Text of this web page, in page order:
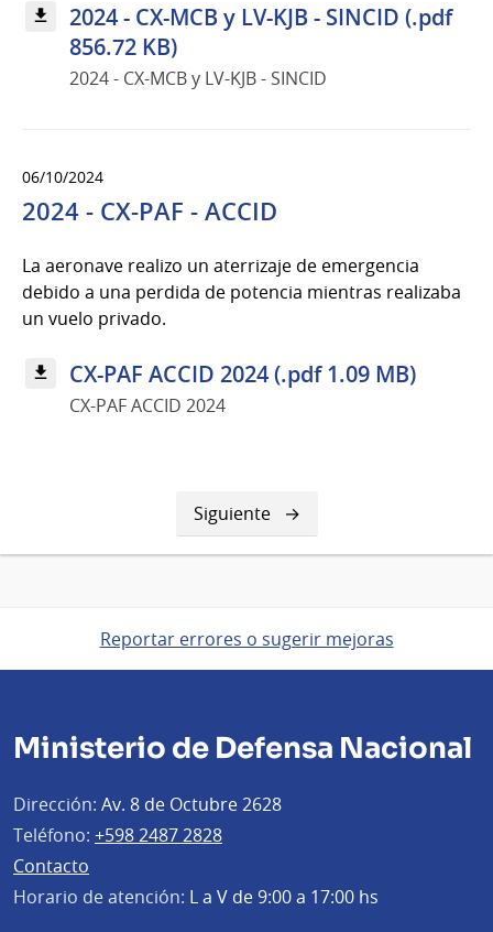
2024 - CX-MCB y LV-KJB - SINCID (.pdf
856.72 KB)
2024 - CX-MCB y LV-KJB - SINCID
06/10/2024
2024 - CX-PAF - ACCID
La aeronave realizo un aterrizaje de emergencia
debido a una perdida de potencia mientras realizaba
un vuelo privado.
CX-PAF ACCID 2024 (.pdf 1.09 MB)
CX-PAF ACCID 2024
Siguiente
página
Siguiente
Reportar errores o sugerir mejoras
Ministerio de Defensa Nacional
Dirección: Av. 8 de Octubre 2628
Teléfono: +598 2487 2828
Contacto
Horario de atención: L a V de 9:00 a 17:00 hs